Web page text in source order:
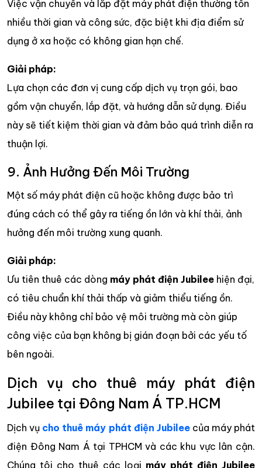
Việc vận chuyển và lắp đặt máy phát điện thường tốn
nhiều thời gian và công sức, đặc biệt khi địa điểm sử
dụng ở xa hoặc có không gian hạn chế.
Giải pháp:
Lựa chọn các đơn vị cung cấp dịch vụ trọn gói, bao
gồm vận chuyển, lắp đặt, và hướng dẫn sử dụng. Điều
này sẽ tiết kiệm thời gian và đảm bảo quá trình diễn ra
thuận lợi.
9. Ảnh Hưởng Đến Môi Trường
Một số máy phát điện cũ hoặc không được bảo trì
đúng cách có thể gây ra tiếng ồn lớn và khí thải, ảnh
hưởng đến môi trường xung quanh.
Giải pháp:
Ưu tiên thuê các dòng máy phát điện Jubilee hiện đại,
có tiêu chuẩn khí thải thấp và giảm thiểu tiếng ồn.
Điều này không chỉ bảo vệ môi trường mà còn giúp
công việc của bạn không bị gián đoạn bởi các yếu tố
bên ngoài.
Dịch vụ cho thuê máy phát điện
Jubilee tại Đông Nam Á TP.HCM
Dịch vụ cho thuê máy phát điện Jubilee của máy phát
điện Đông Nam Á tại TPHCM và các khu vực lân cận.
Chúng tôi cho thuê các loại máy phát điện Jubilee